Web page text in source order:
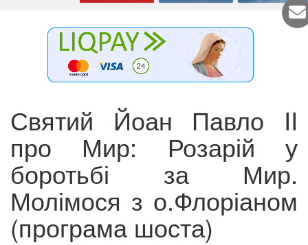
Святий Йоан Павло II
про Мир: Розарій у
боротьбі за Мир.
Молімося з о.Флоріаном
(програма шоста)